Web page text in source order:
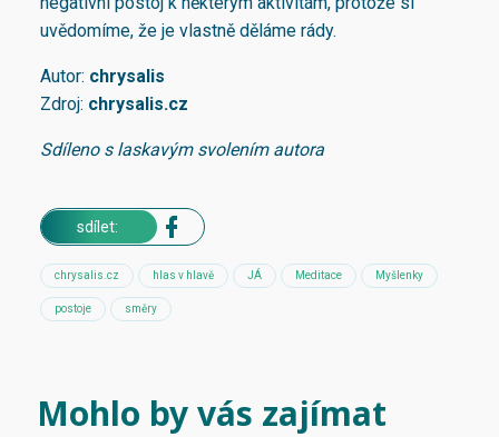
uvědomíme, že je vlastně děláme rády.
Autor: chrysalis
Zdroj: chrysalis.cz
Sdíleno s laskavým svolením autora
sdílet:
chrysalis.cz hlas v hlavě JÁ Meditace Myšlenky
postoje směry
Mohlo by vás zajímat